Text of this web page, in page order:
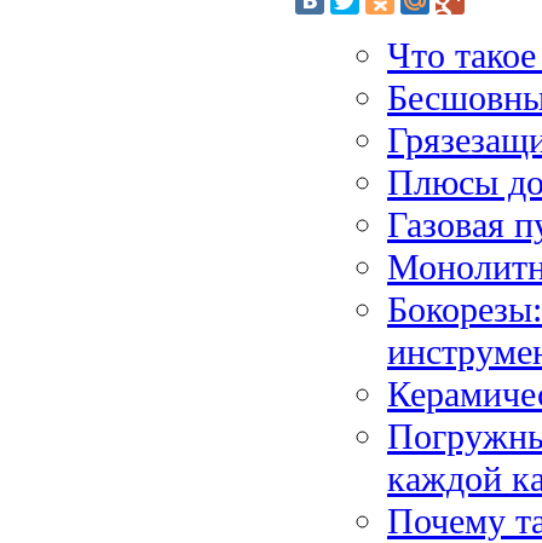
Что
Плюсы
Газовая
каждой
Почему